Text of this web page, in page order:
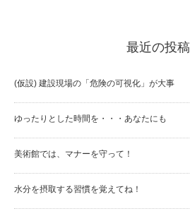
最近の投稿
(仮設) 建設現場の「危険の可視化」が大事
ゆったりとした時間を・・・あなたにも
美術館では、マナーを守って！
水分を摂取する習慣を覚えてね！